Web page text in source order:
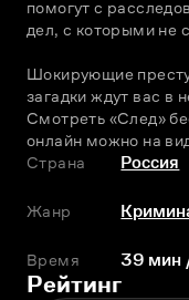
помогут с
дел, с которыми не
Шокирующие
загадки ждут вас в
Смотреть «След»
онлайн можно на
Страна
Россия
Жанр
Время 39 мин
Рейтинг